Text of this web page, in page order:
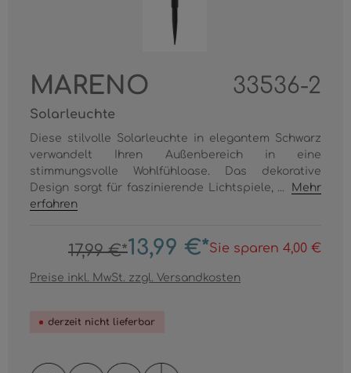
MARENO 33536-2
Solarleuchte
Diese stilvolle Solarleuchte in elegantem Schwarz
verwandelt Ihren Außenbereich in eine
stimmungsvolle Wohlfühloase. Das dekorative
Design sorgt für faszinierende Lichtspiele, ...
Mehr
erfahren
17,99 €*13,99 €*Sie sparen 4,00 €
Preise inkl. MwSt. zzgl. Versandkosten
derzeit nicht lieferbar